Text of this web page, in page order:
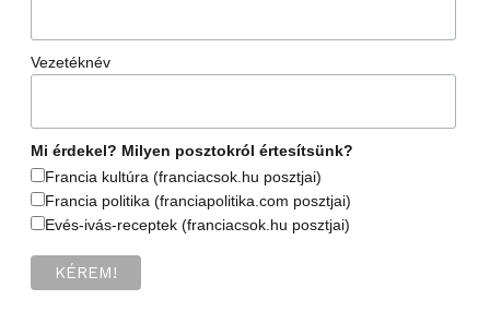
Vezetéknév
Mi érdekel? Milyen posztokról értesítsünk?
Francia kultúra (franciacsok.hu posztjai)
Francia politika (franciapolitika.com posztjai)
Evés-ivás-receptek (franciacsok.hu posztjai)